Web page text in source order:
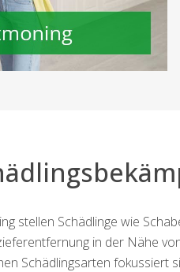
stellen Schädlinge wie
in der Nähe
Schädlingsarten fokussiert